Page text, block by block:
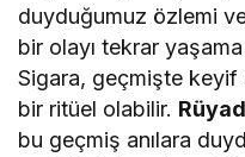
duyduğumuz özlemi
bir olayı tekrar
Sigara, geçmişte keyif
bir ritüel olabilir.
bu geçmiş anılara